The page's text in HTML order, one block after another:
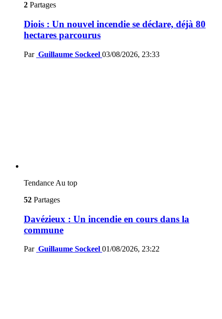
2 Partages
Diois : Un nouvel incendie se déclare, déjà 80
hectares parcourus
Par Guillaume Sockeel 03/08/2026, 23:33
Tendance Au top
52 Partages
Davézieux : Un incendie en cours dans la
commune
Par Guillaume Sockeel 01/08/2026, 23:22